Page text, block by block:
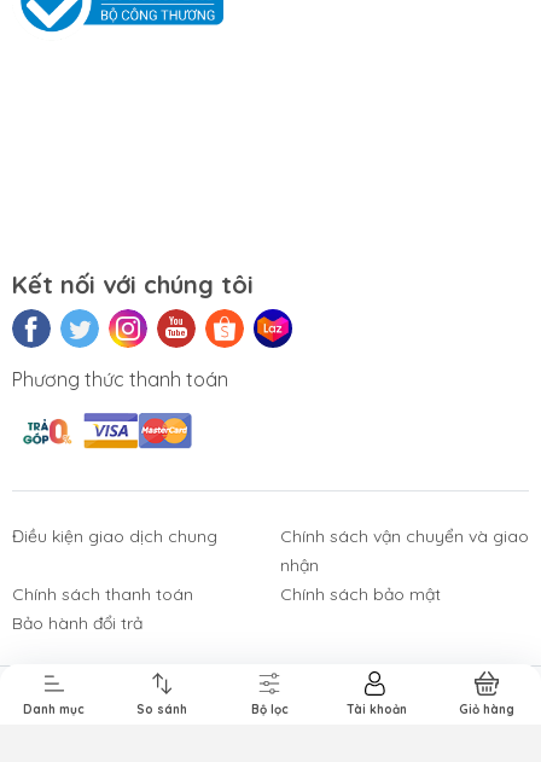
Nghe
Thiết Bị Điện
Kết nối với chúng tôi
Phương thức thanh toán
Điều kiện giao dịch chung
Chính sách vận chuyển và giao
nhận
Chính sách thanh toán
Chính sách bảo mật
Bảo hành đổi trả
Bản quyền thuộc về Công ty TNHH Tường Chí Lâm.
Danh mục So sánh Bộ lọc Tài khoản Giỏ hàng